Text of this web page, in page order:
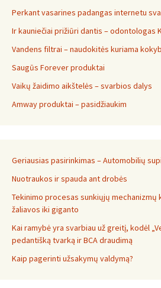
Perkant vasarines padangas internetu
Ir kauniečiai prižiūri dantis – odontologas
Vandens filtrai – naudokitės kuriama
Saugūs Forever produktai
Vaikų žaidimo aikštelės – svarbios dalys
Amway produktai – pasidžiaukim
Geriausias pasirinkimas – Automobilių
Nuotraukos ir spauda ant drobės
Tekinimo procesas sunkiųjų mechanizmų
žaliavos iki giganto
Kai ramybė yra svarbiau už greitį, kodėl
pedantišką tvarką ir BCA draudimą
Kaip pagerinti užsakymų valdymą?